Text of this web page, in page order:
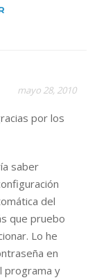
mayo 28, 2010
por los
saber
del
que pruebo
Lo he
en
programa y